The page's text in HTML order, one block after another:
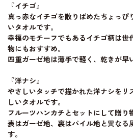
『イチゴ』
真っ赤なイチゴを散りばめたちょっぴ
いタオルです。
幸福のモチーフでもあるイチゴ柄は世
物にもおすすめ。
四重ガーゼ地は薄手で軽く、乾きが早
『洋ナシ』
やさしいタッチで描かれた洋ナシをリ
しいタオルです。
フルーツハンカチとセットにして贈り
表はガーゼ地、裏はパイル地と異なる
す。